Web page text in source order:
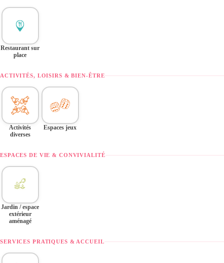
Restaurant sur
place
ACTIVITÉS, LOISIRS & BIEN-ÊTRE
Activités
diverses
Espaces jeux
ESPACES DE VIE & CONVIVIALITÉ
Jardin / espace
extérieur
aménagé
SERVICES PRATIQUES & ACCUEIL